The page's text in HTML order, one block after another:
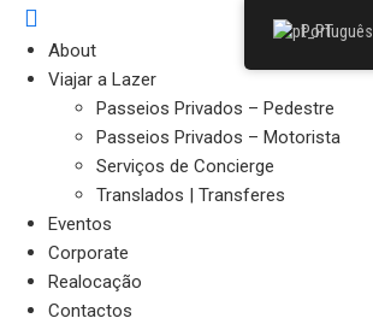
About
Viajar a Lazer
Passeios Privados – Pedestre
Passeios Privados – Motorista
Serviços de Concierge
Translados | Transferes
Eventos
Corporate
Realocação
Contactos
Português